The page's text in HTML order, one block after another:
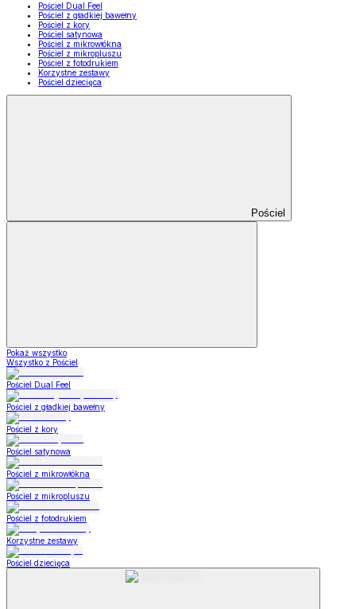
Pościel Dual Feel
Pościel z gładkiej bawełny
Pościel z kory
Pościel satynowa
Pościel z mikrowłókna
Pościel z mikropluszu
Pościel z fotodrukiem
Korzystne zestawy
Pościel dziecięca
Pościel
Pokaż wszystko
Wszystko z Pościel
Pościel Dual Feel
Pościel z gładkiej bawełny
Pościel z kory
Pościel satynowa
Pościel z mikrowłókna
Pościel z mikropluszu
Pościel z fotodrukiem
Korzystne zestawy
Pościel dziecięca